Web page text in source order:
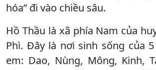
hóa” đi vào chiều sâu.
Hồ Thầu là xã phía Nam của
Phì. Đây là nơi sinh sống của
em: Dao, Nùng, Mông, Kinh,